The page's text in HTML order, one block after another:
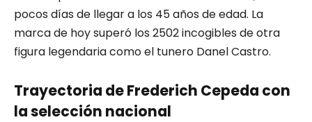
pocos días de llegar a los 45 años de edad. La
marca de hoy superó los 2502 incogibles de otra
figura legendaria como el tunero Danel Castro.
Trayectoria de Frederich Cepeda con
la selección nacional